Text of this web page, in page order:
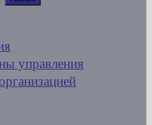
управления